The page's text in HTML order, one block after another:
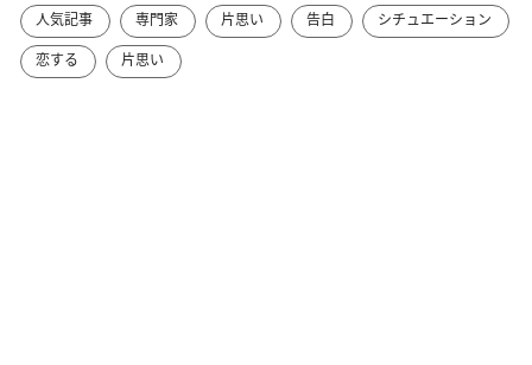
人気記事 専門家 片思い 告白
シチュエーション
恋する
片思い